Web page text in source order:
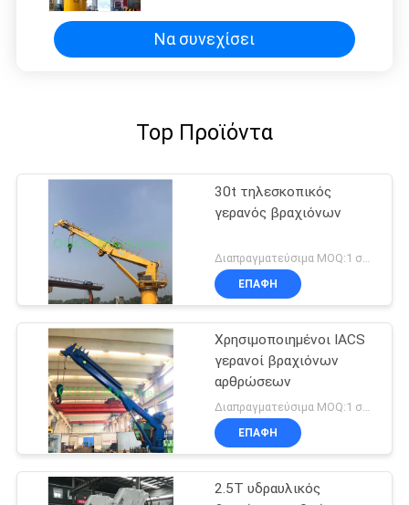
Να συνεχίσει
Top Προϊόντα
30t τηλεσκοπικός
γερανός βραχιόνων
Διαπραγματεύσιμα MOQ:1 σύνολο
ΕΠΑΦΉ
Χρησιμοποιημένοι IACS
γερανοί βραχιόνων
αρθρώσεων
Διαπραγματεύσιμα MOQ:1 σύνολο
ΕΠΑΦΉ
2.5T υδραυλικός